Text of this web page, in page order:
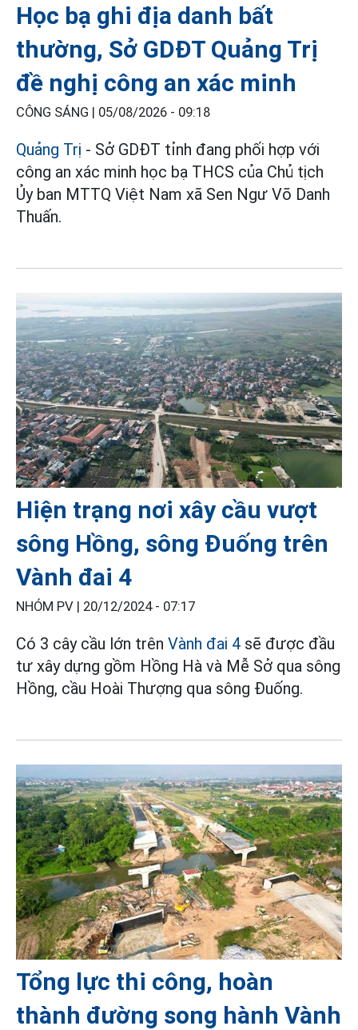
Học bạ ghi địa danh bất
thường, Sở GDĐT Quảng Trị
đề nghị công an xác minh
CÔNG SÁNG | 05/08/2026 - 09:18
Quảng Trị - Sở GDĐT tỉnh đang phối hợp với
công an xác minh học bạ THCS của Chủ tịch
Ủy ban MTTQ Việt Nam xã Sen Ngư Võ Danh
Thuấn.
Hiện trạng nơi xây cầu vượt
sông Hồng, sông Đuống trên
Vành đai 4
NHÓM PV | 20/12/2024 - 07:17
Có 3 cây cầu lớn trên Vành đai 4 sẽ được đầu
tư xây dựng gồm Hồng Hà và Mễ Sở qua sông
Hồng, cầu Hoài Thượng qua sông Đuống.
Tổng lực thi công, hoàn
thành đường song hành Vành